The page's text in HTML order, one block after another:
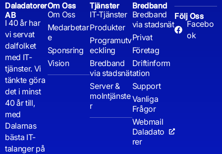
Daladatorer
AB
I 40 år har
vi servat
dalfolket
med IT-
tjänster. Vi
tänkte göra
det i minst
40 år till,
med
Dalarnas
bästa IT-
talanger på
Om Oss
Om Oss
Medarbetar
e
Sponsring
Vision
Tjänster
IT-Tjänster
Produkter
Programutv
eckling
Bredband
via stadsnät
Server &
molntjänste
r
Bredband
Bredband
via stadsnät
Privat
Företag
Driftinform
ation
Support
Vanliga
Frågor
Webmail
Daladato
rer
Följ Oss
Facebo
ok